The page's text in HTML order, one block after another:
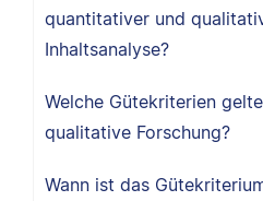
quantitativer und
Inhaltsanalyse?
Welche Gütekriterien
qualitative Forschung?
Wann ist das